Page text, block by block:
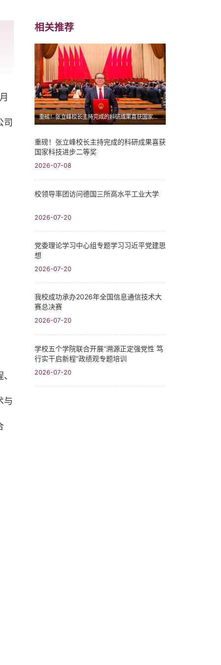
与
相关推荐
重磅！张立峰校长主持完成的科研成果喜获国家科技进步二等奖
重磅！张立峰校长主持完成的科研成果喜获
国家科技进步二等奖
2026-07-08
校领导率团访问德国三所高水平工业大学
2026-07-20
党委理论学习中心组专题学习习近平党建思
想
2026-07-20
我校成功承办2026年全国信息通信技术大
赛总决赛
2026-07-20
学校五个学院联合开展“溯源正定强党性 笃
行实干启新程”政绩观专题培训
2026-07-20